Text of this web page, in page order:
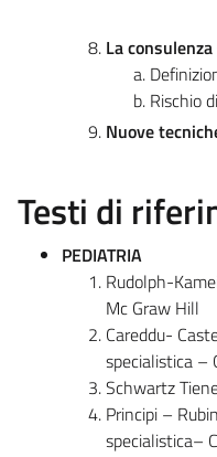
La
Rischio
Nuove
Testi di
PEDIATRIA
Rudolph-
Mc Graw Hill
Careddu-
specialistica –
Schwartz
Principi –
specialistica–